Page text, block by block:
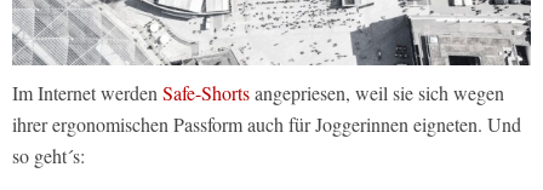
Im Internet werden Safe-Shortsangepriesen, weil sie sich wegen
ihrer ergonomischen Passform auch für Joggerinnen eigneten. Und
so geht´s: